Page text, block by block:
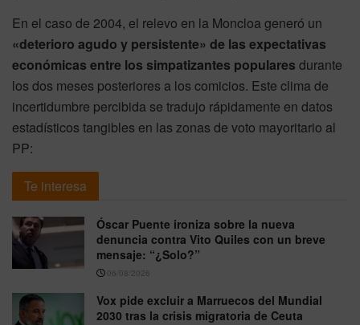
En el caso de 2004, el relevo en la Moncloa generó un
«deterioro agudo y persistente» de las expectativas
económicas entre los simpatizantes populares durante
los dos meses posteriores a los comicios. Este clima de
incertidumbre percibida se tradujo rápidamente en datos
estadísticos tangibles en las zonas de voto mayoritario al
PP:
Te interesa
Óscar Puente ironiza sobre la nueva
denuncia contra Vito Quiles con un breve
mensaje: “¿Solo?”
06/08/2026
Vox pide excluir a Marruecos del Mundial
2030 tras la crisis migratoria de Ceuta